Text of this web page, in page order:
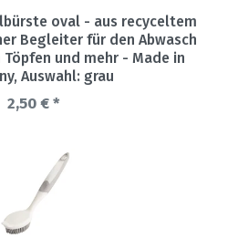
oval - aus recyceltem
Begleiter für den Abwasch
und mehr - Made in
, Auswahl: grau
2,50 € *